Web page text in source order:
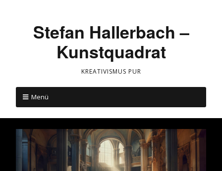
Stefan Hallerbach –
Kunstquadrat
KREATIVISMUS PUR
Menü